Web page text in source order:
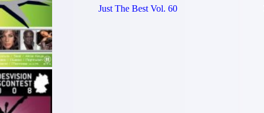
Just The Best Vol. 60